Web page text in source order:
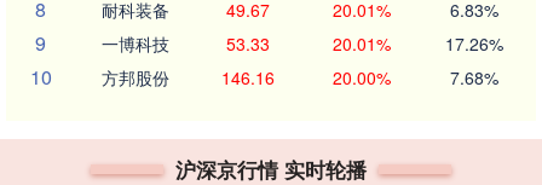
8 耐科装备 49.67 20.01% 6.83%
9 一博科技 53.33 20.01% 17.26%
10 方邦股份 146.16 20.00% 7.68%
沪深京行情 实时轮播